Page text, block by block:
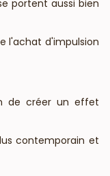
portent aussi bien
l'achat d'impulsion
de créer un effet
contemporain et